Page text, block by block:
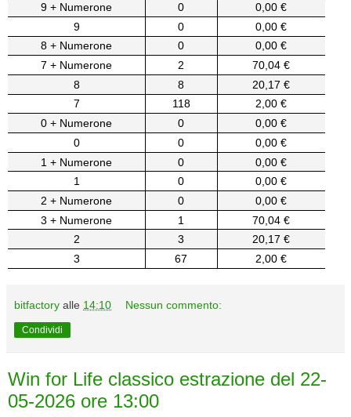
9 + Numerone
0
0,00 €
9
0
0,00 €
8 + Numerone
0
0,00 €
7 + Numerone
2
70,04 €
8
8
20,17 €
7
118
2,00 €
0 + Numerone
0
0,00 €
0
0
0,00 €
1 + Numerone
0
0,00 €
1
0
0,00 €
2 + Numerone
0
0,00 €
3 + Numerone
1
70,04 €
2
3
20,17 €
3
67 2,00 €
bitfactory alle 14:10 Nessun commento:
Condividi
Win for Life classico estrazione del 22-
05-2026 ore 13:00